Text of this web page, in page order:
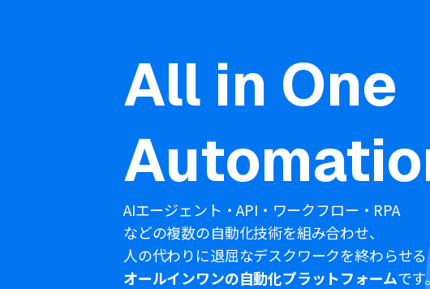
All in One
AIエージェント・API・ワークフロー・RPA
などの複数の自動化技術を組み合わせ、
人の代わりに退屈なデスクワークを終わらせる
オールインワンの自動化プラットフォームです。